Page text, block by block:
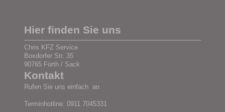
Hier finden Sie uns
Chris KFZ Service
Boxdorfer Str. 35
90765 Fürth / Sack
Kontakt
Rufen Sie uns einfach an
Terminhotline: 0911 7045331